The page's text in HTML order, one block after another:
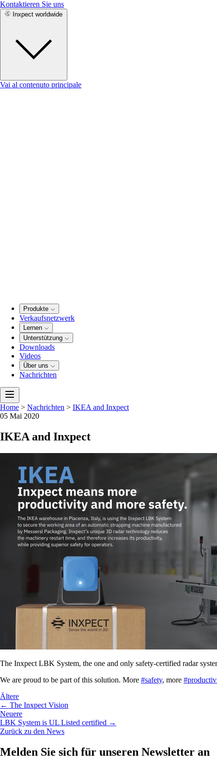
Kontaktieren Sie uns
Inxpect worldwide
Vai al contenuto principale
Produkte
Verkaufsnetzwerk
Lernen
Unterstützung
Downloads
Videos
Über uns
Nachrichten
Home > Nachrichten > IKEA and Inxpect
05 Mai 2020
IKEA and Inxpect
The Inxpect LBK System, the one and only safety-certified radar
We are proud to be part of this solution. More #safety, more
Ältere
← The Inxpect Vision
Neuere
LBK System is UL Listed certified →
Zurück zu den News
Melden Sie sich für unseren Newsletter an